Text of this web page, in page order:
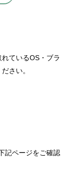
ているOS・ブラ
さい。
記ページをご確認